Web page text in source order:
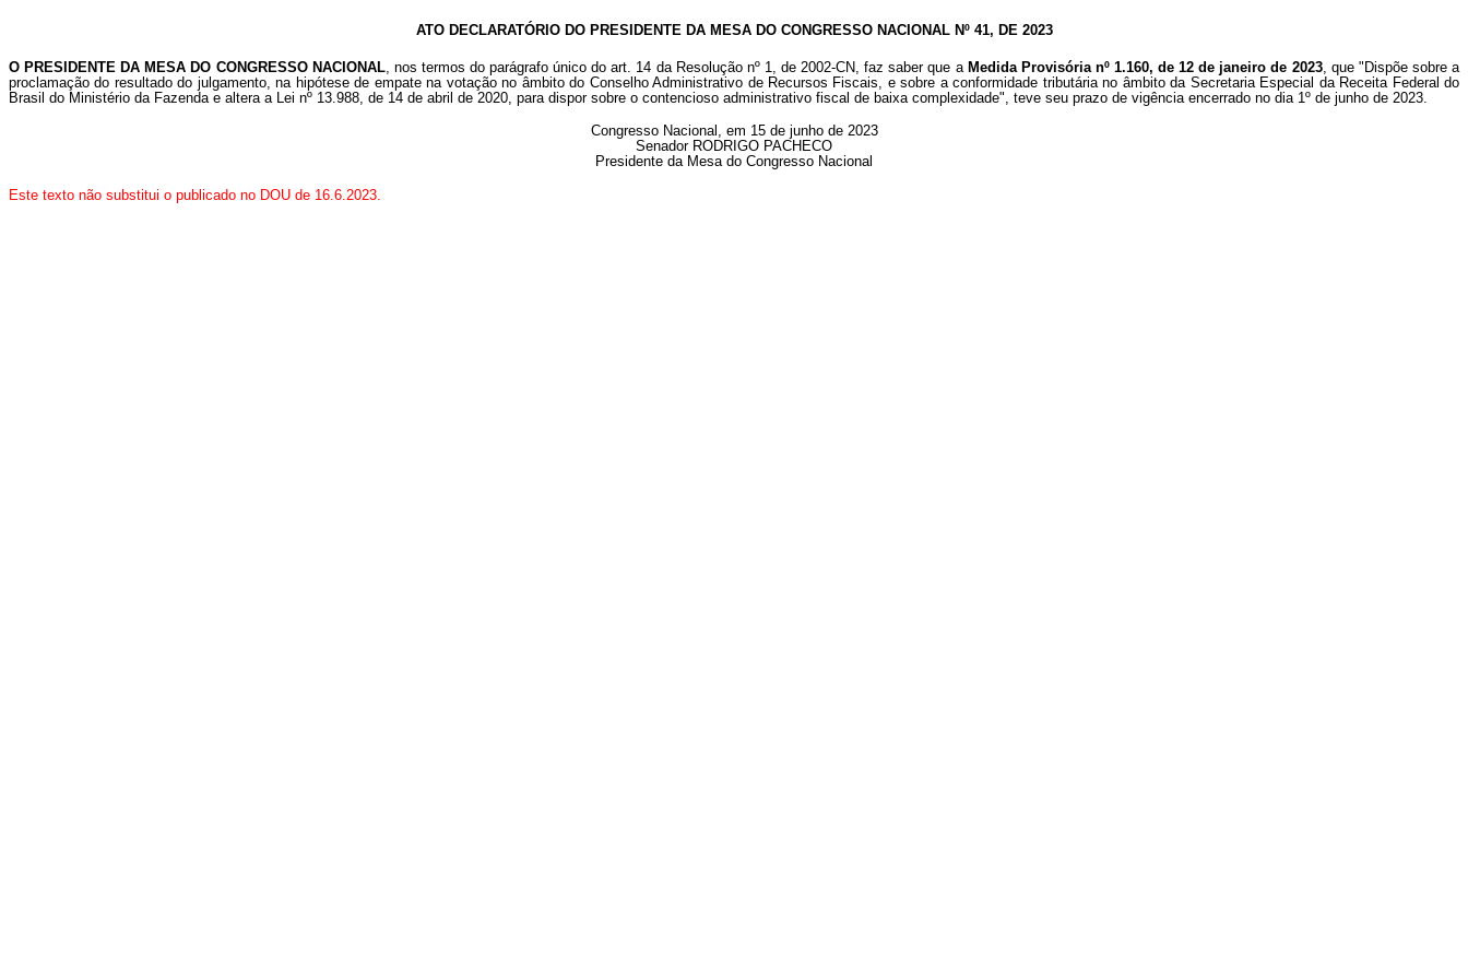
ATO DECLARATÓRIO DO PRESIDENTE DA MESA DO CONGRESSO NACIONAL Nº 41, DE 2023
O PRESIDENTE DA MESA DO CONGRESSO NACIONAL, nos termos do parágrafo único do art. 14 da Resolução nº 1, de 2002-CN, faz saber que a Medida Provisória nº 1.160, de 12 de janeiro de 2023, que "Dispõe sobre a
proclamação do resultado do julgamento, na hipótese de empate na votação no âmbito do Conselho Administrativo de Recursos Fiscais, e sobre a conformidade tributária no âmbito da Secretaria Especial da Receita Federal do
Brasil do Ministério da Fazenda e altera a Lei nº 13.988, de 14 de abril de 2020, para dispor sobre o contencioso administrativo fiscal de baixa complexidade", teve seu prazo de vigência encerrado no dia 1º de junho de 2023.
Congresso Nacional, em 15 de junho de 2023
Senador RODRIGO PACHECO
Presidente da Mesa do Congresso Nacional
Este texto não substitui o publicado no DOU de 16.6.2023.